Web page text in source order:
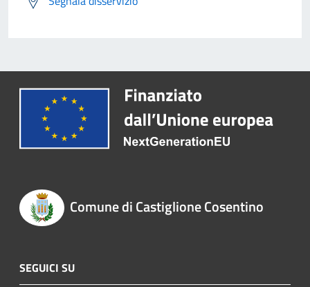
Comune di Castiglione Cosentino
SEGUICI SU